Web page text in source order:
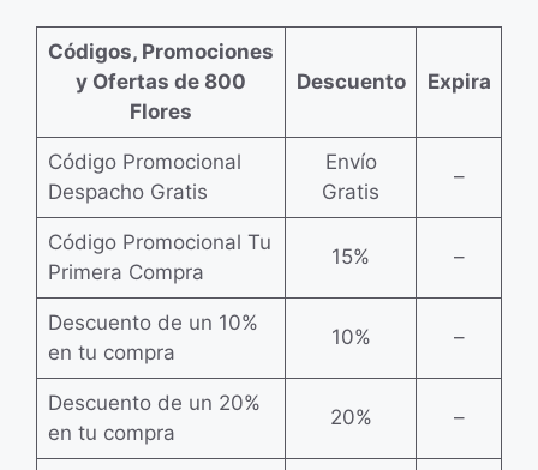
Códigos, Promociones
y Ofertas de 800
Flores
Descuento Expira
Código Promocional
Despacho Gratis
Envío
Gratis
–
Código Promocional Tu
Primera Compra
15% –
Descuento de un 10%
en tu compra
10% –
Descuento de un 20%
en tu compra
20% –